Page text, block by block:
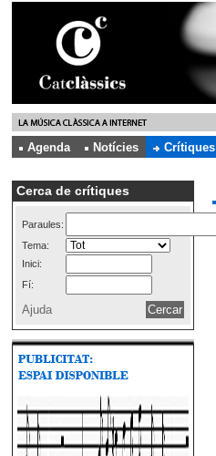
Agenda
Notícies Crítiques
Cerca de crítiques
Paraules:
Tema:
Inici:
Fí:
Ajuda